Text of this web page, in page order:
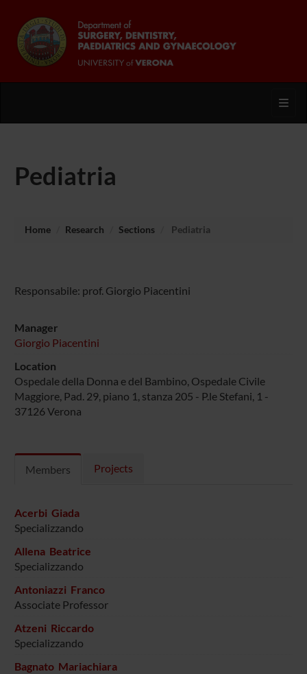
Pediatria
Home Research Sections Pediatria
Responsabile: prof. Giorgio Piacentini
Manager
Giorgio Piacentini
Location
Ospedale della Donna e del Bambino, Ospedale Civile
Maggiore, Pad. 29, piano 1, stanza 205 - P.le Stefani, 1 -
37126 Verona
Members Projects
Acerbi Giada
Specializzando
Allena Beatrice
Specializzando
Antoniazzi Franco
Associate Professor
Atzeni Riccardo
Specializzando
Bagnato Mariachiara